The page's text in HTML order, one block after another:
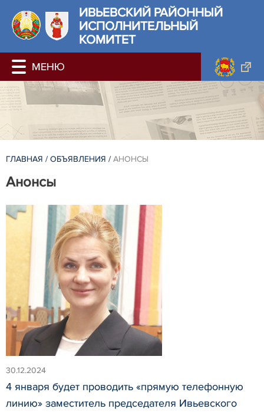
ИВЬЕВСКИЙ РАЙОННЫЙ
ИСПОЛНИТЕЛЬНЫЙ
КОМИТЕТ
ГЛАВНАЯ / ОБЪЯВЛЕНИЯ / АНОНСЫ
Анонсы
30.12.2024
4 января будет проводить «прямую телефонную
линию» заместитель председателя Ивьевского